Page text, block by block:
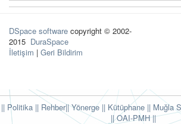
DSpace software copyright © 2002-
2015 DuraSpace
İletişim | Geri Bildirim
|| Politika || Rehber|| Yönerge || Kütüphane || Muğla
||OAI-PMH ||